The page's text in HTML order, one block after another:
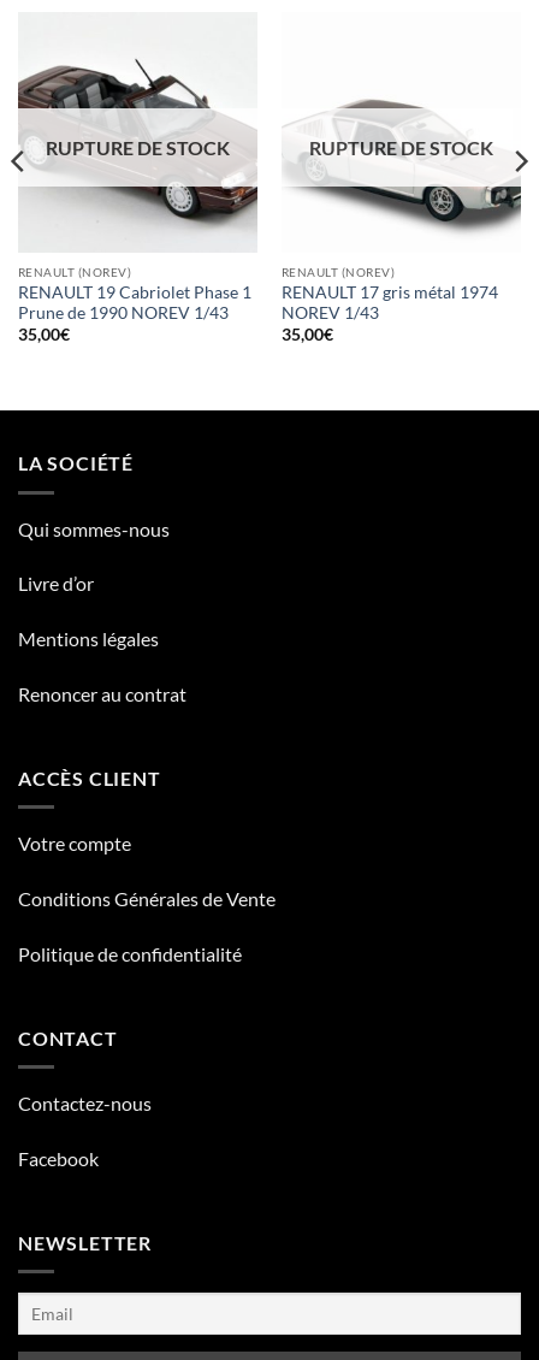
RUPTURE DE STOCK
RENAULT (NOREV)
RENAULT 19 Cabriolet Phase 1
Prune de 1990 NOREV 1/43
35,00€
RUPTURE DE STOCK
RENAULT (NOREV)
RENAULT 17 gris métal 1974
NOREV 1/43
35,00€
LA SOCIÉTÉ
Qui sommes-nous
Livre d’or
Mentions légales
Renoncer au contrat
ACCÈS CLIENT
Votre compte
Conditions Générales de Vente
Politique de confidentialité
CONTACT
Contactez-nous
Facebook
NEWSLETTER